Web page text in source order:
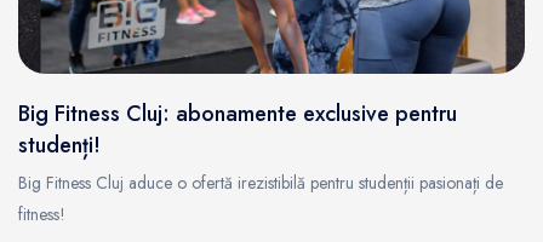
Big Fitness Cluj: abonamente exclusive pentru
studenți!
Big Fitness Cluj aduce o ofertă irezistibilă pentru studenții pasionați de
fitness!